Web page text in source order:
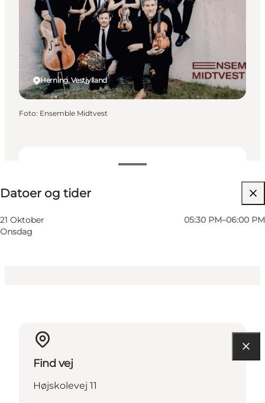
Datoer og tider
21 Oktober
Onsdag
05:30 PM–06:00 PM
Besøg hjemmeside
Min virksomhed, Mig selv, Min partner, Venner,
Herning, Vestjylland
Foto: Ensemble Midtvest
Find vej
Højskolevej 11